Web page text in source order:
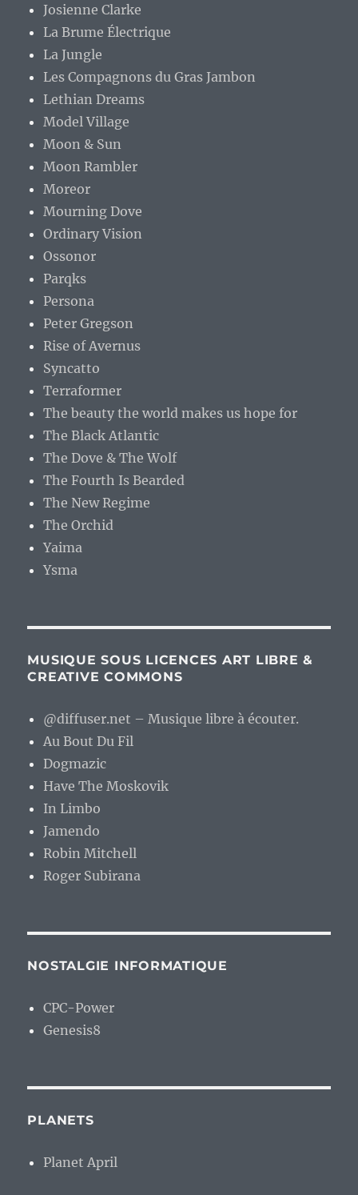
Josienne Clarke
La Brume Électrique
La Jungle
Les Compagnons du Gras Jambon
Lethian Dreams
Model Village
Moon & Sun
Moon Rambler
Moreor
Mourning Dove
Ordinary Vision
Ossonor
Parqks
Persona
Peter Gregson
Rise of Avernus
Syncatto
Terraformer
The beauty the world makes us hope for
The Black Atlantic
The Dove & The Wolf
The Fourth Is Bearded
The New Regime
The Orchid
Yaima
Ysma
MUSIQUE SOUS LICENCES ART LIBRE &
CREATIVE COMMONS
@diffuser.net – Musique libre à écouter.
Au Bout Du Fil
Dogmazic
Have The Moskovik
In Limbo
Jamendo
Robin Mitchell
Roger Subirana
NOSTALGIE INFORMATIQUE
CPC-Power
Genesis8
PLANETS
Planet April